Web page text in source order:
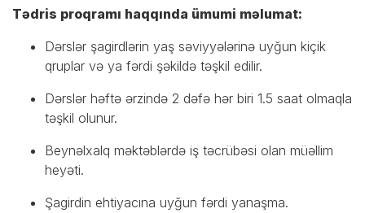
Tədris proqramı haqqında ümumi məlumat:
Dərslər şagirdlərin yaş səviyyələrinə uyğun kiçik
qruplar və ya fərdi şəkildə təşkil edilir.
Dərslər həftə ərzində 2 dəfə hər biri 1.5 saat olmaqla
təşkil olunur.
Beynəlxalq məktəblərdə iş təcrübəsi olan müəllim
heyəti.
Şagirdin ehtiyacına uyğun fərdi yanaşma.